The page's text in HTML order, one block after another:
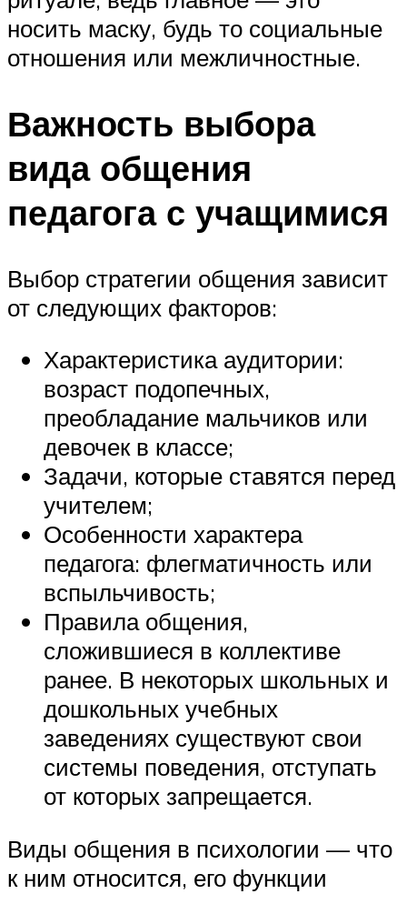
носить маску, будь то социальные
отношения или межличностные.
Важность выбора
вида общения
педагога с учащимися
Выбор стратегии общения зависит
от следующих факторов:
Характеристика аудитории:
возраст подопечных,
преобладание мальчиков или
девочек в классе;
Задачи, которые ставятся перед
учителем;
Особенности характера
педагога: флегматичность или
вспыльчивость;
Правила общения,
сложившиеся в коллективе
ранее. В некоторых школьных и
дошкольных учебных
заведениях существуют свои
системы поведения, отступать
от которых запрещается.
Виды общения в психологии — что
к ним относится, его функции